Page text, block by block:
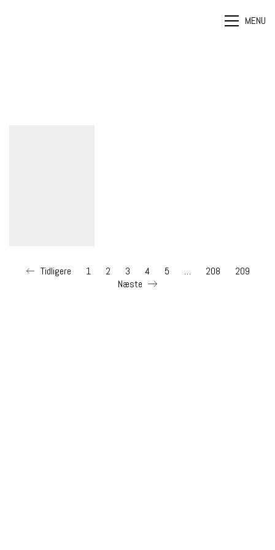
MENU
Tidligere 1 2 3 4 5 … 208
209
Næste